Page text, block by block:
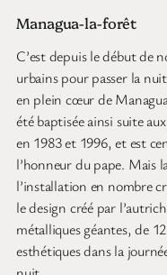
Managua-la-forêt
C’est depuis le début de
urbains pour passer la
en plein cœur de
été baptisée ainsi suite
en 1983 et 1996, et est
l’honneur du pape. Mais
l’installation en nombre
le design créé par
métalliques géantes, de
esthétiques dans la